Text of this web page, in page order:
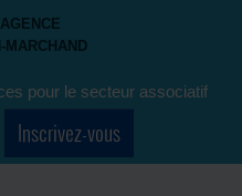
MARCHAND
pour le secteur associatif
Inscrivez-vous